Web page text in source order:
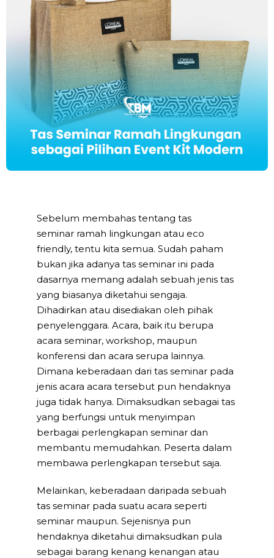
Sebelum membahas tentang tas
seminar ramah lingkungan atau eco
friendly, tentu kita semua. Sudah paham
bukan jika adanya tas seminar ini pada
dasarnya memang adalah sebuah jenis tas
yang biasanya diketahui sengaja.
Dihadirkan atau disediakan oleh pihak
penyelenggara. Acara, baik itu berupa
acara seminar, workshop, maupun
konferensi dan acara serupa lainnya.
Dimana keberadaan dari tas seminar pada
jenis acara acara tersebut pun hendaknya
juga tidak hanya. Dimaksudkan sebagai tas
yang berfungsi untuk menyimpan
berbagai perlengkapan seminar dan
membantu memudahkan. Peserta dalam
membawa perlengkapan tersebut saja.
Melainkan, keberadaan daripada sebuah
tas seminar pada suatu acara seperti
seminar maupun. Sejenisnya pun
hendaknya diketahui dimaksudkan pula
sebagai barang kenang kenangan atau